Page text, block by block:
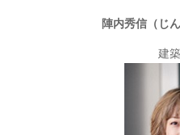
陣内秀信（じ
建